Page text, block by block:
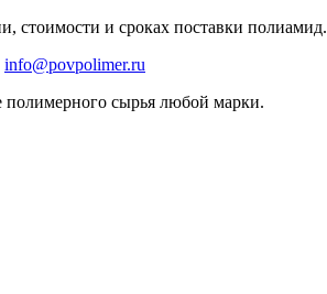
стоимости и сроках поставки полиамид.
info@povpolimer.ru
полимерного сырья любой марки.